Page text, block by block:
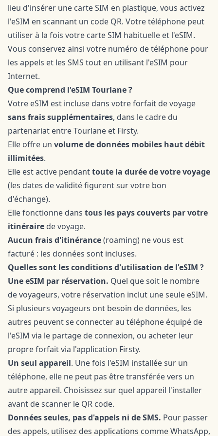
lieu d'insérer une carte SIM en plastique, vous activez
l'eSIM en scannant un code QR. Votre téléphone peut
utiliser à la fois votre carte SIM habituelle et l'eSIM.
Vous conservez ainsi votre numéro de téléphone pour
les appels et les SMS tout en utilisant l'eSIM pour
Internet.
Que comprend l'eSIM Tourlane ?
Votre eSIM est incluse dans votre forfait de voyage
sans frais supplémentaires, dans le cadre du
partenariat entre Tourlane et Firsty.
Elle offre un volume de données mobiles haut débit
illimitées.
Elle est active pendanttoute la durée de votre voyage
(les dates de validité figurent sur votre bon
d'échange).
Elle fonctionne dans tous les pays couverts par votre
itinéraire de voyage.
Aucun frais d'itinérance(roaming) ne vous est
facturé : les données sont incluses.
Quelles sont les conditions d'utilisation de l'eSIM ?
Une eSIM par réservation. Quel que soit le nombre
de voyageurs, votre réservation inclut une seule eSIM.
Si plusieurs voyageurs ont besoin de données, les
autres peuvent se connecter au téléphone équipé de
l'eSIM via le partage de connexion, ou acheter leur
propre forfait via l'application Firsty.
Un seul appareil. Une fois l'eSIM installée sur un
téléphone, elle ne peut pas être transférée vers un
autre appareil. Choisissez sur quel appareil l'installer
avant de scanner le QR code.
Données seules, pas d'appels ni de SMS. Pour passer
des appels, utilisez des applications comme WhatsApp,